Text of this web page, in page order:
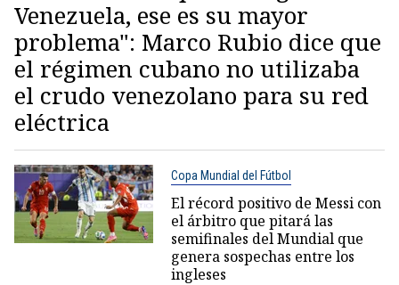
Venezuela, ese es su mayor
problema": Marco Rubio dice que
el régimen cubano no utilizaba
el crudo venezolano para su red
eléctrica
Copa Mundial del Fútbol
El récord positivo de Messi con
el árbitro que pitará las
semifinales del Mundial que
genera sospechas entre los
ingleses